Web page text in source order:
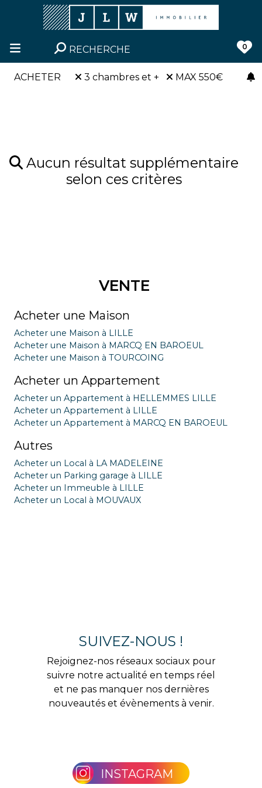
RECHERCHE 0
ACHETER 3 chambres et + MAX 550€
Aucun résultat supplémentaire
selon ces critères
VENTE
Acheter une Maison
Acheter une Maison à LILLE
Acheter une Maison à MARCQ EN BAROEUL
Acheter une Maison à TOURCOING
Acheter un Appartement
Acheter un Appartement à HELLEMMES LILLE
Acheter un Appartement à LILLE
Acheter un Appartement à MARCQ EN BAROEUL
Autres
Acheter un Local à LA MADELEINE
Acheter un Parking garage à LILLE
Acheter un Immeuble à LILLE
Acheter un Local à MOUVAUX
SUIVEZ-NOUS !
Rejoignez-nos réseaux sociaux pour
suivre notre actualité en temps réel
et ne pas manquer nos dernières
nouveautés et évènements à venir.
INSTAGRAM